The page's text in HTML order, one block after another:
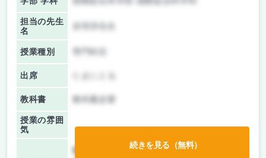
担当の先生
名
授業種別
出席
教科書 教科書必要
授業の雰囲
気
前期/中間：
テストのみ
続きを見る（無料）